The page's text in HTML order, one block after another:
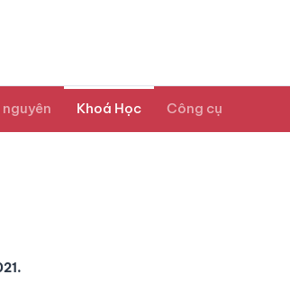
nguyên Khoá Học Công cụ
.